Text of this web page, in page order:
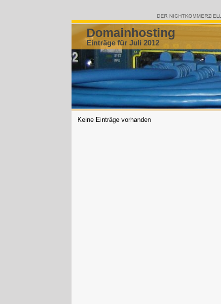
Domainhosting
Einträge für Juli 2012
Keine Einträge vorhanden